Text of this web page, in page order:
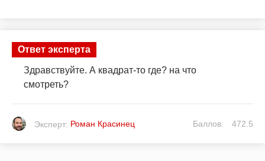
Ответ эксперта
Здравствуйте. А квадрат-то где? на что
смотреть?
Эксперт: Роман Красинец Баллов: 472.5